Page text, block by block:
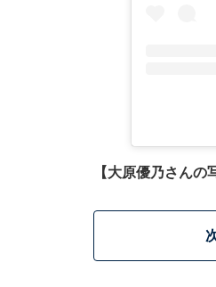
【大原優乃さんの